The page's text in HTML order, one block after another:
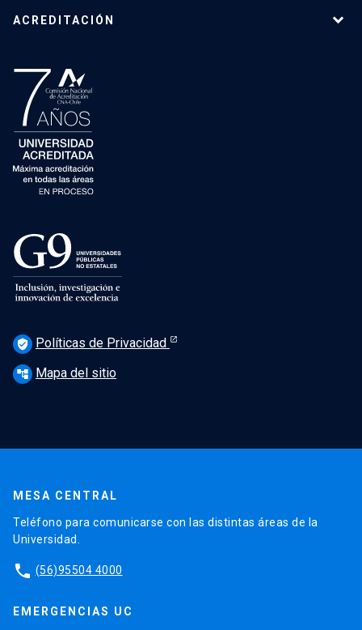
ACREDITACIÓN
verified_user Políticas de Privacidad
account_tree Mapa del sitio
MESA CENTRAL
Teléfono para comunicarse con las distintas áreas de la
Universidad.
phone (56)95504 4000
EMERGENCIAS UC